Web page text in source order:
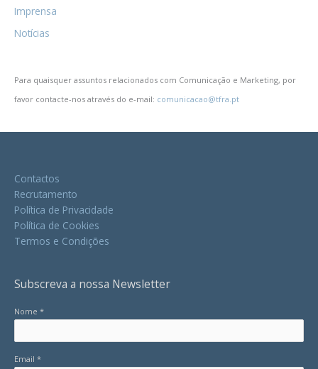
Imprensa
Notícias
Para quaisquer assuntos relacionados com Comunicação e Marketing, por
favor contacte-nos através do e-mail: comunicacao@tfra.pt
Contactos
Recrutamento
Política de Privacidade
Política de Cookies
Termos e Condições
Subscreva a nossa Newsletter
Nome *
Email *